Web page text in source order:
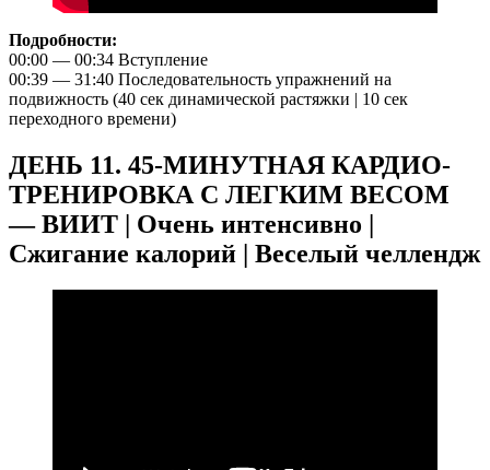
Подробности:
00:00 — 00:34 Вступление
00:39 — 31:40 Последовательность упражнений на
подвижность (40 сек динамической растяжки | 10 сек
переходного времени)
ДЕНЬ 11. 45-МИНУТНАЯ КАРДИО-
ТРЕНИРОВКА С ЛЕГКИМ ВЕСОМ
— ВИИТ | Очень интенсивно |
Сжигание калорий | Веселый челлендж